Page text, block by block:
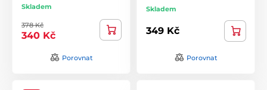
Skladem
378 Kč
340 Kč
Porovnat
Skladem
349 Kč
Porovnat